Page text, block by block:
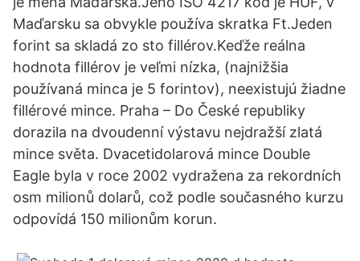
Maďarsku sa obvykle používa skratka Ft.Jeden
forint sa skladá zo sto fillérov.Keďže reálna
hodnota fillérov je veľmi nízka, (najnižšia
používaná minca je 5 forintov), neexistujú žiadne
fillérové mince. Praha – Do České republiky
dorazila na dvoudenní výstavu nejdražší zlatá
mince světa. Dvacetidolarová mince Double
Eagle byla v roce 2002 vydražena za rekordních
osm milionů dolarů, což podle současného kurzu
odpovídá 150 milionům korun.